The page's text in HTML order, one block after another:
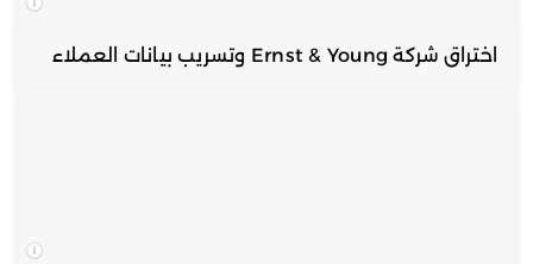
اختراق شركة Ernst & Young وتسريب بيانات العملاء